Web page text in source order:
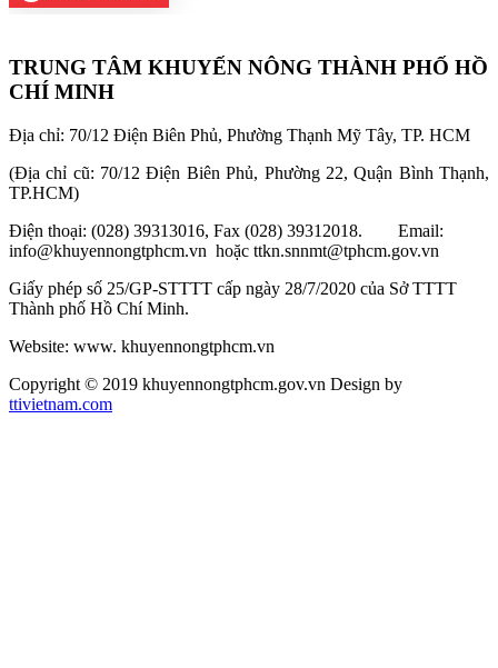
TRUNG TÂM KHUYẾN NÔNG THÀNH PHỐ HỒ
CHÍ MINH
Địa chỉ: 70/12 Điện Biên Phủ, Phường Thạnh Mỹ Tây, TP. HCM
(Địa chỉ cũ: 70/12 Điện Biên Phủ, Phường 22, Quận Bình Thạnh,
TP.HCM)
Điện thoại: (028) 39313016, Fax (028) 39312018. Email:
info@khuyennongtphcm.vn hoặc ttkn.snnmt@tphcm.gov.vn
Giấy phép số 25/GP-STTTT cấp ngày 28/7/2020 của Sở TTTT
Thành phố Hồ Chí Minh.
Website: www. khuyennongtphcm.vn
Copyright © 2019 khuyennongtphcm.gov.vn Design by
ttivietnam.com